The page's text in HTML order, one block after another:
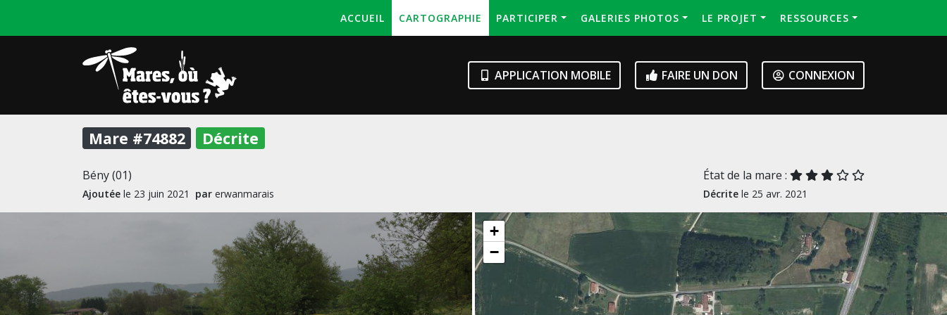
ACCUEIL CARTOGRAPHIE PARTICIPER GALERIES PHOTOS LE PROJET RESSOURCES
APPLICATION MOBILE FAIRE UN DON CONNEXION
Mare #74882 Décrite
Bény (01)
Ajoutée le 23 juin 2021 par erwanmarais
État de la mare :
Décrite le 25 avr. 2021
+
−